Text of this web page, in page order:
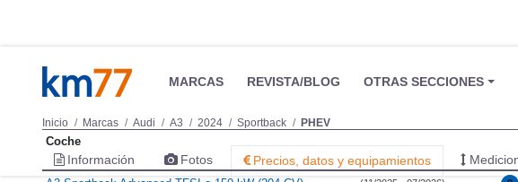
MARCAS REVISTA/BLOG OTRAS SECCIONES
Inicio Marcas Audi A3 2024 Sportback PHEV
Información Fotos Precios, datos y equipamientos
Coche